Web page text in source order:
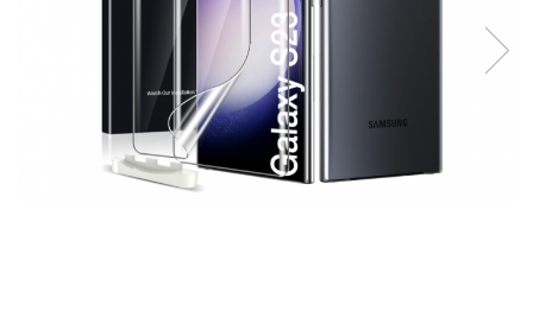
Mobila gradina & terasa
Mobila Living & Dining
Organizare si depozitare